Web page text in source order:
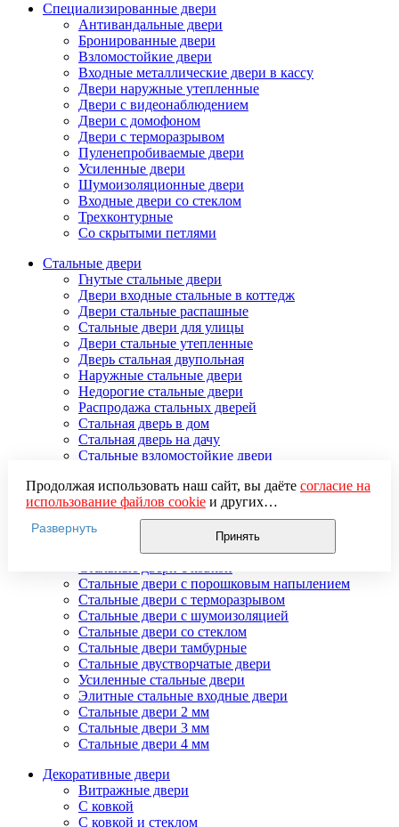
Специализированные двери
Антивандальные двери
Бронированные двери
Взломостойкие двери
Входные металлические двери в кассу
Двери наружные утепленные
Двери с видеонаблюдением
Двери с домофоном
Двери с терморазрывом
Пуленепробиваемые двери
Усиленные двери
Шумоизоляционные двери
Входные двери со стеклом
Трехконтурные
Со скрытыми петлями
Стальные двери
Гнутые стальные двери
Двери входные стальные в коттедж
Двери стальные распашные
Стальные двери для улицы
Двери стальные утепленные
Дверь стальная двупольная
Наружные стальные двери
Недорогие стальные двери
Распродажа стальных дверей
Стальная дверь в дом
Стальная дверь на дачу
Стальные взломостойкие двери
Стальные двери в подъезд
Стальные двери внутреннего открывания
Стальные двери массив
Стальные двери мдф
Стальные двери с зеркалом
Стальные двери с порошковым напылением
Стальные двери с терморазрывом
Стальные двери с шумоизоляцией
Стальные двери со стеклом
Стальные двери тамбурные
Стальные двустворчатые двери
Усиленные стальные двери
Элитные стальные входные двери
Стальные двери 2 мм
Стальные двери 3 мм
Стальные двери 4 мм
Декоративные двери
Витражные двери
С ковкой
С ковкой и стеклом
Продолжая использовать наш сайт, вы даёте согласие на
использование файлов cookieи других
пользовательских данных (включая IP-адрес, сведения о
местоположении, устройстве, действиях на сайте и т. п.)
для функционирования сайта, проведения
использования систем аналитики (например,
Яндекс.Метрика), в соответствии с нашей
обработки персональных данных.
Если вы не хотите, чтобы ваши данные обрабатывались,
настройте ограничения в браузере или покиньте сайт.
Развернуть
Принять